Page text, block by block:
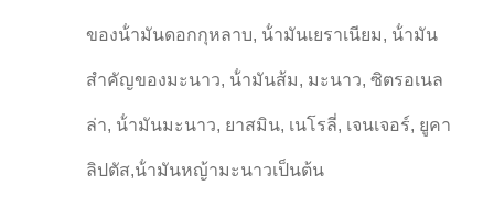
ของน้ํามันดอกกุหลาบ, น้ํามันเยราเนียม, น้ํามัน
สําคัญของมะนาว, น้ํามันส้ม, มะนาว, ซิตรอเนล
ล่า, น้ํามันมะนาว, ยาสมิน, เนโรลี่, เจนเจอร์, ยูคา
ลิปตัส,น้ํามันหญ้ามะนาวเป็นต้น